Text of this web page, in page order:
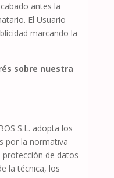
antes la
El Usuario
marcando la
sobre nuestra
S.L. adopta los
por la normativa
protección de datos
la técnica, los